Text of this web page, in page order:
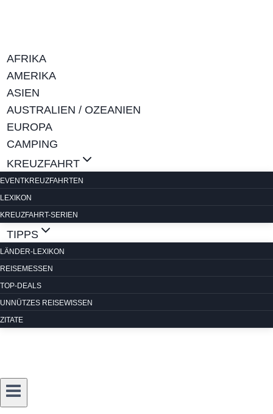
AFRIKA
AMERIKA
ASIEN
AUSTRALIEN / OZEANIEN
EUROPA
CAMPING
KREUZFAHRT
EVENTKREUZFAHRTEN
LEXIKON
KREUZFAHRT-SERIEN
TIPPS
LÄNDER-LEXIKON
REISEMESSEN
TOP-DEALS
UNNÜTZES REISEWISSEN
ZITATE